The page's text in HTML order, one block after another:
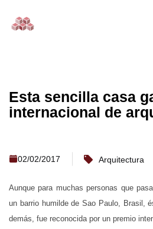
Esta sencilla casa
internacional de
02/02/2017 Arquitectura
Aunque para muchas personas que
un barrio humilde de Sao Paulo, Brasil,
demás, fue reconocida por un premio